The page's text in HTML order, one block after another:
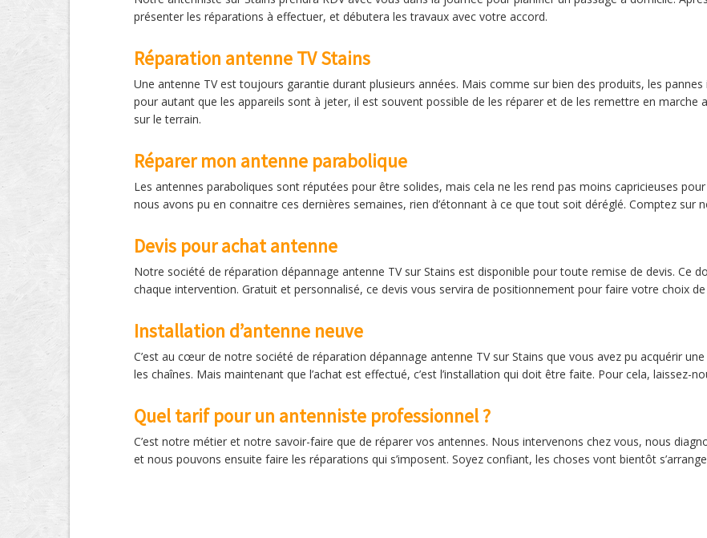
présenter les réparations à effectuer, et débutera les travaux avec votre accord.
Réparation antenne TV Stains
Une antenne TV est toujours garantie durant plusieurs années. Mais comme sur bien des produits, les pannes
pour autant que les appareils sont à jeter, il est souvent possible de les réparer et de les remettre en marche
sur le terrain.
Réparer mon antenne parabolique
Les antennes paraboliques sont réputées pour être solides, mais cela ne les rend pas moins capricieuses
nous avons pu en connaitre ces dernières semaines, rien d’étonnant à ce que tout soit déréglé. Comptez
Devis pour achat antenne
Notre société de réparation dépannage antenne TV sur Stains est disponible pour toute remise de devis. Ce
chaque intervention. Gratuit et personnalisé, ce devis vous servira de positionnement pour faire votre choix
Installation d’antenne neuve
C’est au cœur de notre société de réparation dépannage antenne TV sur Stains que vous avez pu acquérir
les chaînes. Mais maintenant que l’achat est effectué, c’est l’installation qui doit être faite. Pour cela, laissez-
Quel tarif pour un antenniste professionnel ?
C’est notre métier et notre savoir-faire que de réparer vos antennes. Nous intervenons chez vous, nous
et nous pouvons ensuite faire les réparations qui s’imposent. Soyez confiant, les choses vont bientôt